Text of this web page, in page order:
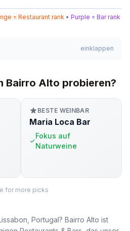
8
= Restaurant rank • Purple = Bar rank
einklappen
Bairro Alto probieren?
BESTE WEINBAR
Maria Loca Bar
Fokus auf
Naturweine
for more picks
Portugal? Bairro Alto ist